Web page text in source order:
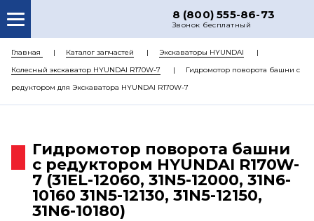
8 (800) 555-86-73
Звонок бесплатный
О НАС
КАТАЛОГ ЗАПЧАСТЕЙ
РЕМОНТ
ЦЕНЫ
КОНТАКТЫ
Главная Каталог запчастей
Экскаваторы HYUNDAI
Колесный экскаватор HYUNDAI R170W-7
Гидромотор поворота башни с
редуктором для Экскаватора HYUNDAI R170W-7
Гидромотор поворота башни
с редуктором HYUNDAI R170W-
7 (31EL-12060, 31N5-12000, 31N6-
10160 31N5-12130, 31N5-12150,
31N6-10180)